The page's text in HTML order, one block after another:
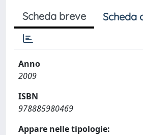
Scheda breve Scheda
Anno
2009
ISBN
978885980469
Appare nelle tipologie: